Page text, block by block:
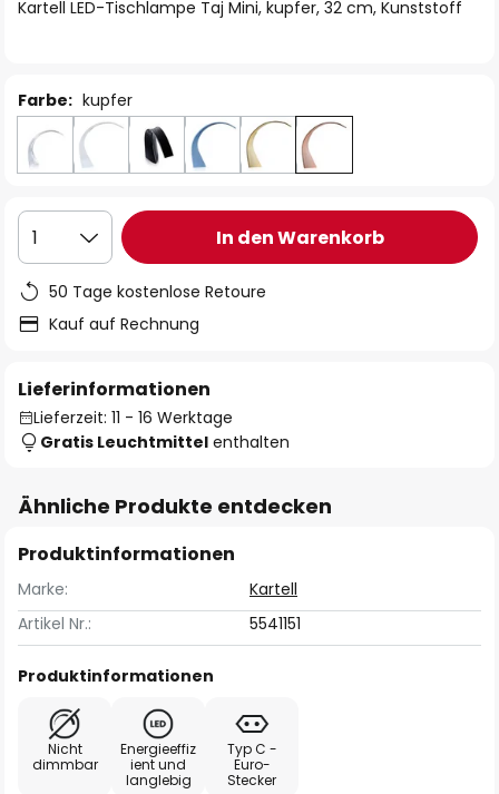
Kartell LED-Tischlampe Taj Mini, kupfer, 32 cm, Kunststoff
Farbe: kupfer
1 In den Warenkorb
50 Tage kostenlose Retoure
Kauf auf Rechnung
Lieferinformationen
Lieferzeit: 11 - 16 Werktage
Gratis Leuchtmittel enthalten
Ähnliche Produkte entdecken
Produktinformationen
Marke:
Kartell
Artikel Nr.:
5541151
Produktinformationen
Nicht
dimmbar
Energieeffiz
ient und
langlebig
Typ C -
Euro-
Stecker